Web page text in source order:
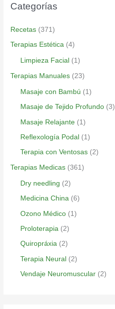
Categorías
Recetas (371)
Terapias Estética (4)
Limpieza Facial (1)
Terapias Manuales (23)
Masaje con Bambú (1)
Masaje de Tejido Profundo (3)
Masaje Relajante (1)
Reflexología Podal (1)
Terapia con Ventosas (2)
Terapias Medicas (361)
Dry needling (2)
Medicina China (6)
Ozono Médico (1)
Proloterapia (2)
Quiropráxia (2)
Terapia Neural (2)
Vendaje Neuromuscular (2)